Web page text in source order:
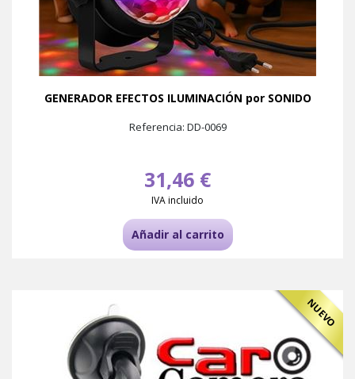
GENERADOR EFECTOS ILUMINACIÓN por SONIDO
Referencia: DD-0069
31,46 €
IVA incluido
Añadir al carrito
NUEVO